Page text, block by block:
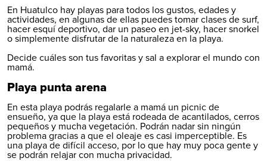
En Huatulco hay playas para todos los gustos, edades y
actividades, en algunas de ellas puedes tomar clases de surf,
hacer esquí deportivo, dar un paseo en jet-sky, hacer snorkel
o simplemente disfrutar de la naturaleza en la playa.
Decide cuáles son tus favoritas y sal a explorar el mundo con
mamá.
Playa punta arena
En esta playa podrás regalarle a mamá un picnic de
ensueño, ya que la playa está rodeada de acantilados, cerros
pequeños y mucha vegetación. Podrán nadar sin ningún
problema gracias a que el oleaje es casi imperceptible. Es
una playa de difícil acceso, por lo que hay muy poca gente y
se podrán relajar con mucha privacidad.